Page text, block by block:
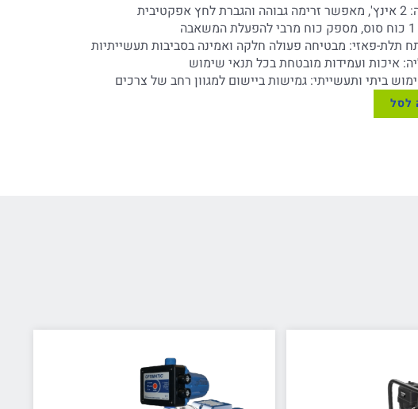
תלת-פאזי: מבטיחה פעולה חלקה ואמינה בסביבות תעשייתיות
איכות ועמידות מובטחת בכל תנאי שימוש
ביתי ותעשייתי: גמישות ביישום למגוון רחב של צרכים
לסל